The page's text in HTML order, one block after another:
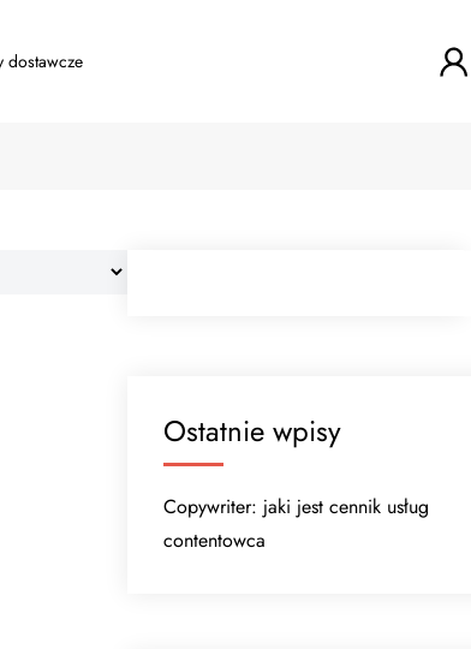
dostawcze
Ostatnie wpisy
Copywriter: jaki jest cennik usług
contentowca